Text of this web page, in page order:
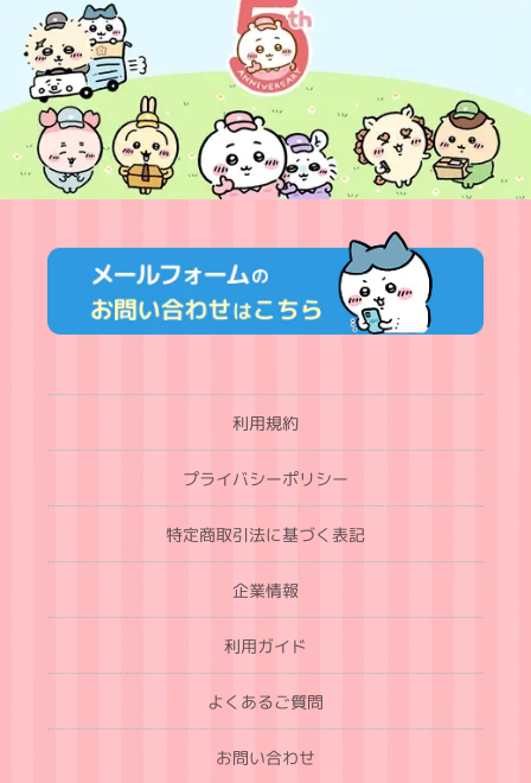
利用規約
プライバシーポリシー
特定商取引法に基づく表記
企業情報
利用ガイド
よくあるご質問
お問い合わせ